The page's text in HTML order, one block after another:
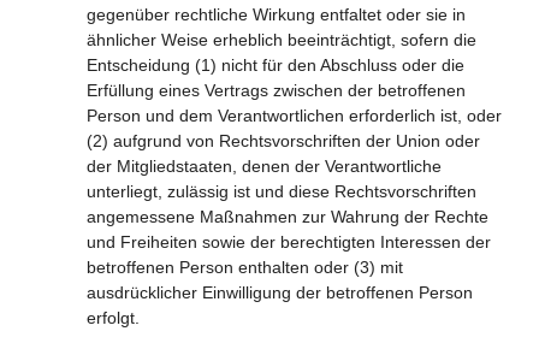
gegenüber rechtliche Wirkung entfaltet oder sie in
ähnlicher Weise erheblich beeinträchtigt, sofern die
Entscheidung (1) nicht für den Abschluss oder die
Erfüllung eines Vertrags zwischen der betroffenen
Person und dem Verantwortlichen erforderlich ist, oder
(2) aufgrund von Rechtsvorschriften der Union oder
der Mitgliedstaaten, denen der Verantwortliche
unterliegt, zulässig ist und diese Rechtsvorschriften
angemessene Maßnahmen zur Wahrung der Rechte
und Freiheiten sowie der berechtigten Interessen der
betroffenen Person enthalten oder (3) mit
ausdrücklicher Einwilligung der betroffenen Person
erfolgt.